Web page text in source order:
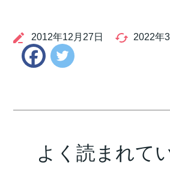
2012年12月27日 2022年
Facebook
よく読まれて